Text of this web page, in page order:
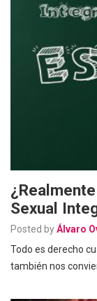
Sexual
Posted byÁlvaro
Todo es derecho
también nos